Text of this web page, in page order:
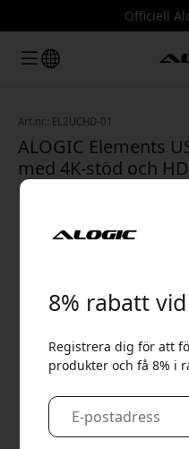
Officiell
Art.nr.: EL2UCHD-01
ALOGIC Elements
med 4K-stöd och
monitor, skärm och
8% rabatt
Registrera dig för att
produkter och få 8% i
🎉 Din